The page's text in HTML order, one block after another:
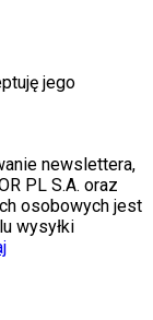
jego
newslettera,
PL S.A. oraz
osobowych jest
wysyłki